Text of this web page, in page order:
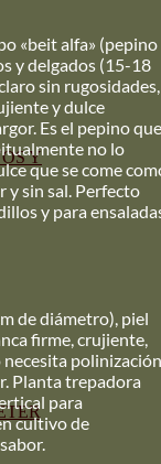
Y
«beit alfa» (pepino
y delgados (15-18
sin rugosidades,
y dulce
Es el pepino que
no lo
que se come
y sin sal. Perfecto
y para
de diámetro), piel
firme, crujiente,
polinización
Planta trepadora
para
cultivo de